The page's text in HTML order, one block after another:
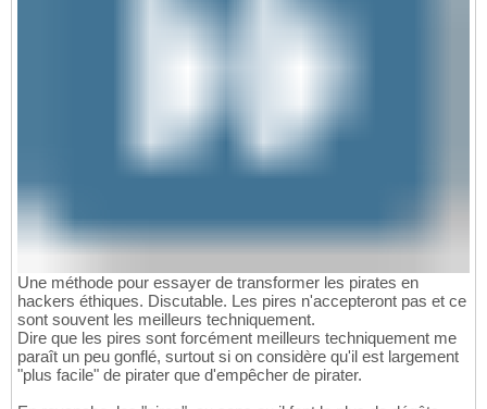
Une méthode pour essayer de transformer les pirates en
hackers éthiques. Discutable. Les pires n'accepteront pas et ce
sont souvent les meilleurs techniquement.
Dire que les pires sont forcément meilleurs techniquement me
paraît un peu gonflé, surtout si on considère qu'il est largement
"plus facile" de pirater que d'empêcher de pirater.